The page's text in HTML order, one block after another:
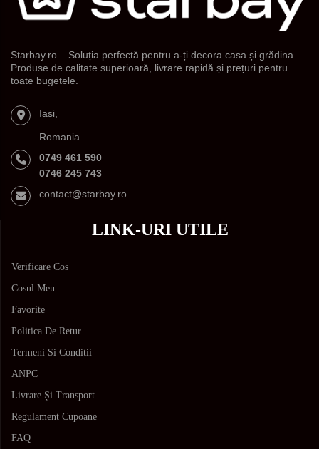
Starbay.ro – Soluția perfectă pentru a-ți decora casa și grădina.
Produse de calitate superioară, livrare rapidă și prețuri pentru
toate bugetele.
Iasi,
Romania
0749 461 590
0746 245 743
contact@starbay.ro
LINK-URI UTILE
Verificare Cos
Cosul Meu
Favorite
Politica De Retur
Termeni Si Conditii
ANPC
Livrare Și Transport
Regulament Cupoane
FAQ